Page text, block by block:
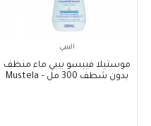
البيبي
موستيلا فيبسو بيبي ماء منظف
بدون شطف 300 مل – Mustela